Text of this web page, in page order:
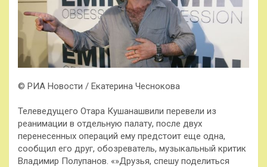
© РИА Новости / Екатерина Чеснокова
Телеведущего Отара Кушанашвили перевели из
реанимации в отдельную палату, после двух
перенесенных операций ему предстоит еще одна,
сообщил его друг, обозреватель, музыкальный критик
Владимир Полупанов. «»Друзья, спешу поделиться